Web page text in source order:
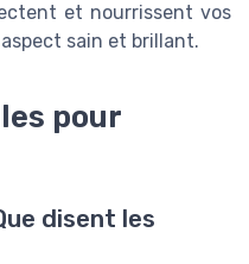
et nourrissent vos
sain et brillant.
pour
disent les